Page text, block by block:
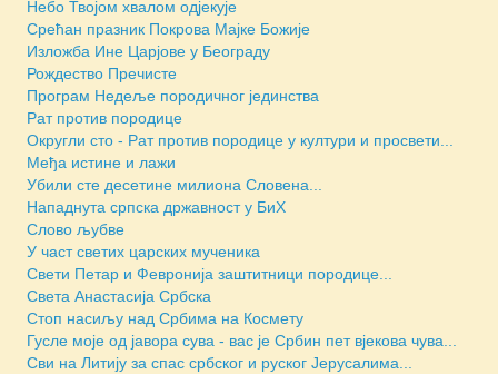
Небо Твојом хвалом одјекује
Срећан празник Покрова Мајке Божије
Изложба Ине Царјове у Београду
Рождество Пречисте
Програм Недеље породичног јединства
Рат против породице
Округли сто - Рат против породице у култури и просвети...
Међа истине и лажи
Убили сте десетине милиона Словена...
Нападнута српска државност у БиХ
Слово љубве
У част светих царских мученика
Свети Петар и Февронија заштитници породице...
Света Анастасија Србска
Стоп насиљу над Србима на Космету
Гусле моје од јавора сува - вас је Србин пет вјекова чува...
Сви на Литију за спас србског и руског Јерусалима...